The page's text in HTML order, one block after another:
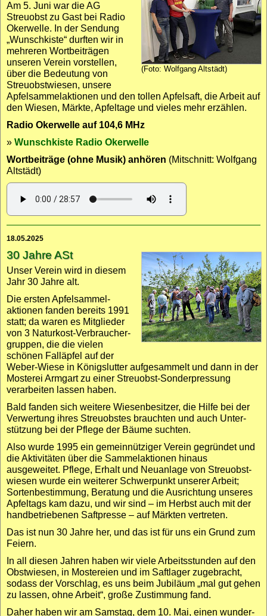
(Foto: Wolfgang Altstädt)
Am 5. Juni war die AG
Streuobst zu Gast bei Radio
Okerwelle. In der Sendung
„Wunsch­kiste“ durften wir in
mehreren Wort­beiträgen
unseren Verein vorstellen,
über die Bedeutung von
Streuobst­wiesen, unsere
Apfel­sammel­aktionen und den tollen Apfel­saft, die Arbeit auf
den Wiesen, Märkte, Apfeltage und vieles mehr erzählen.
Radio Okerwelle auf 104,6 MHz
» Wunschkiste Radio Okerwelle
Wortbeiträge (ohne Musik) anhören (Mitschnitt: Wolfgang
Altstädt)
18.05.2025
30 Jahre ASt
Unser Verein wird in diesem
Jahr 30 Jahre alt.
Die ersten Apfel­sammel­
aktionen fanden bereits 1991
statt; da waren es Mitglieder
von 3 Natur­kost-Verbraucher­
gruppen, die die vielen
schönen Fall­äpfel auf der
Weber-Wiese in Königslutter aufgesammelt und dann in der
Mosterei Armgart zu einer Streuobst-Sonder­pressung
verarbeiten lassen haben.
Bald fanden sich weitere Wiesen­besitzer, die Hilfe bei der
Verwertung ihres Streu­obstes brauchten und auch Unter­
stützung bei der Pflege der Bäume suchten.
Also wurde 1995 ein gemein­nütziger Verein gegründet und
die Aktivitäten über die Sammel­aktionen hinaus
ausgeweitet. Pflege, Erhalt und Neuanlage von Streuobst­
wiesen wurde ein weiterer Schwer­punkt unserer Arbeit;
Sorten­bestimmung, Beratung und die Ausrichtung unseres
Apfel­tags kam dazu, und wir sind – im Herbst auch mit der
hand­betriebenen Saft­presse – auf Märkten vertreten.
Das ist nun 30 Jahre her, und das ist für uns ein Grund zum
Feiern.
In all diesen Jahren haben wir viele Arbeits­stunden auf den
Obst­wiesen, in Mostereien und im Saft­lager zugebracht,
sodass der Vorschlag, es uns beim Jubiläum „mal gut gehen
zu lassen, ohne Arbeit“, große Zustimmung fand.
Daher haben wir am Samstag, dem 10. Mai, einen wunder­